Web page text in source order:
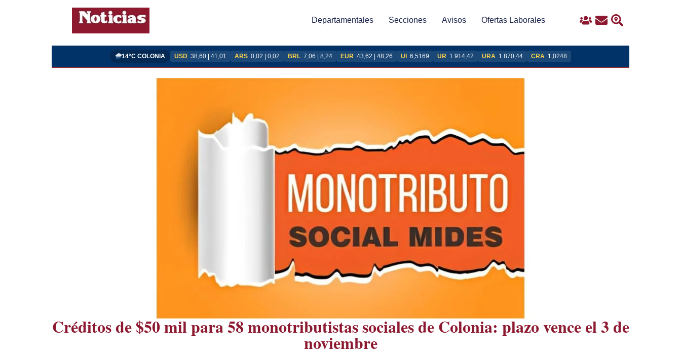
Departamentales Secciones Avisos Ofertas Laborales IngresoContacto
Buscar
14°C COLONIA USD 38,60 | 41,01 ARS 0,02 | 0,02 BRL 7,06 | 8,24 EUR 43,62 | 48,26 UI 6,5169 UR 1.914,42 URA 1.870,44 CRA 1,0248
Créditos de $50 mil para 58 monotributistas sociales de Colonia: plazo vence el 3 de
noviembre